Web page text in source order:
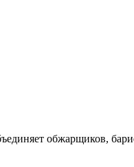
обжарщиков,